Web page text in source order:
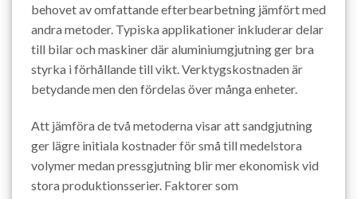
behovet av omfattande efterbearbetning jämfört med
andra metoder. Typiska applikationer inkluderar delar
till bilar och maskiner där aluminiumgjutning ger bra
styrka i förhållande till vikt. Verktygskostnaden är
betydande men den fördelas över många enheter.
Att jämföra de två metoderna visar att sandgjutning
ger lägre initiala kostnader för små till medelstora
volymer medan pressgjutning blir mer ekonomisk vid
stora produktionsserier. Faktorer som